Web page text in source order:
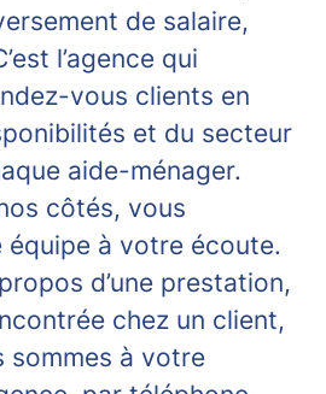
de salaire,
l’agence qui
vous clients en
et du secteur
aide-ménager.
côtés, vous
équipe à votre écoute.
d’une prestation,
chez un client,
sommes à votre